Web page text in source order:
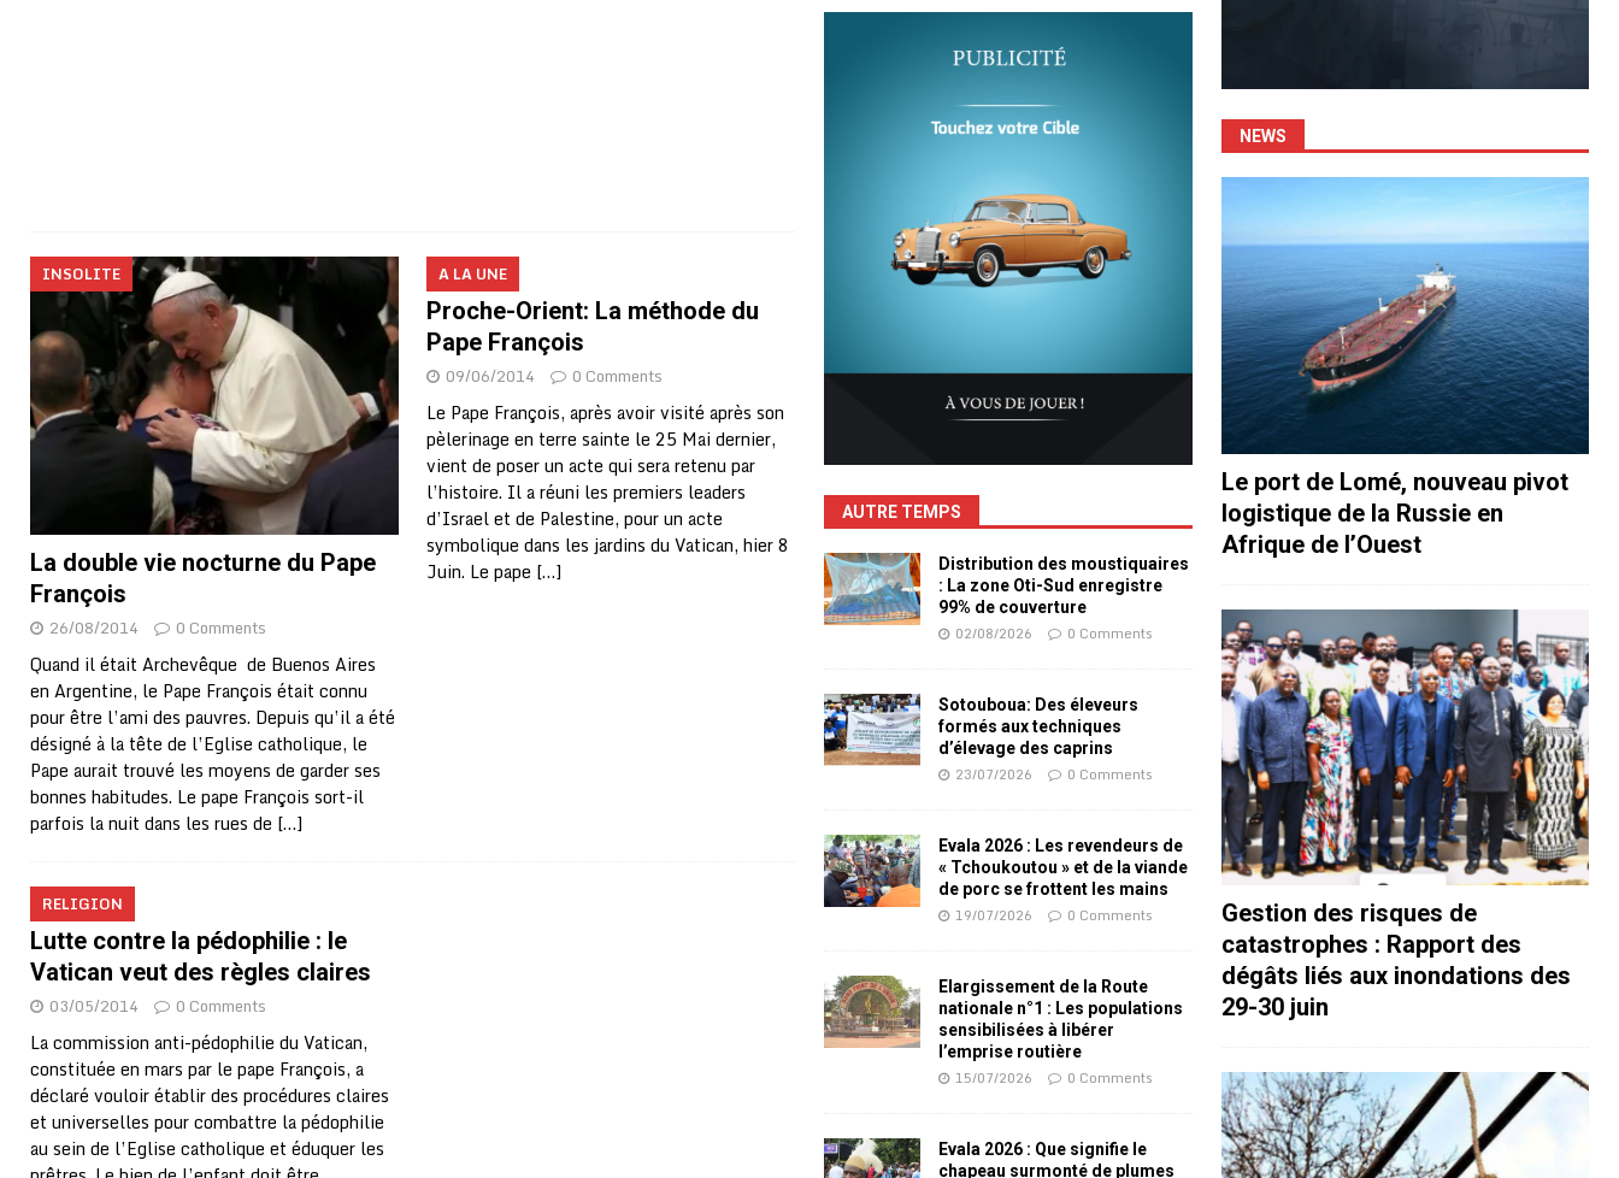
INSOLITE
La double vie nocturne du Pape
François
26/08/2014 0 Comments
Quand il était Archevêque de Buenos Aires
en Argentine, le Pape François était connu
pour être l’ami des pauvres. Depuis qu’il a été
désigné à la tête de l’Eglise catholique, le
Pape aurait trouvé les moyens de garder ses
bonnes habitudes. Le pape François sort-il
parfois la nuit dans les rues de […]
A LA UNE
Proche-Orient: La méthode du
Pape François
09/06/2014 0 Comments
Le Pape François, après avoir visité après son
pèlerinage en terre sainte le 25 Mai dernier,
vient de poser un acte qui sera retenu par
l’histoire. Il a réuni les premiers leaders
d’Israel et de Palestine, pour un acte
symbolique dans les jardins du Vatican, hier 8
Juin. Le pape […]
RELIGION
Lutte contre la pédophilie : le
Vatican veut des règles claires
03/05/2014 0 Comments
La commission anti-pédophilie du Vatican,
constituée en mars par le pape François, a
déclaré vouloir établir des procédures claires
et universelles pour combattre la pédophilie
au sein de l’Eglise catholique et éduquer les
AUTRE TEMPS
Distribution des moustiquaires
: La zone Oti-Sud enregistre
99% de couverture
02/08/2026 0 Comments
Sotouboua: Des éleveurs
formés aux techniques
d’élevage des caprins
23/07/2026 0 Comments
Evala 2026 : Les revendeurs de
« Tchoukoutou » et de la viande
de porc se frottent les mains
19/07/2026 0 Comments
Elargissement de la Route
nationale n°1 : Les populations
sensibilisées à libérer
l’emprise routière
15/07/2026 0 Comments
Evala 2026 : Que signifie le
chapeau surmonté de plumes
NEWS
Le port de Lomé, nouveau pivot
logistique de la Russie en
Afrique de l’Ouest
Gestion des risques de
catastrophes : Rapport des
dégâts liés aux inondations des
29-30 juin